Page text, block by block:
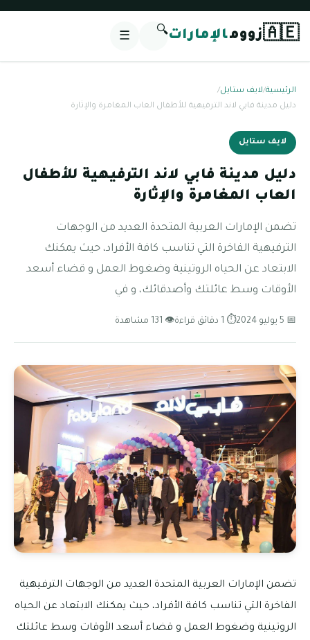
🇦🇪زوومالإمارات🔍
☰
الرئيسية/لايف ستايل/
دليل مدينة فابي لاند الترفيهية للأطفال العاب المغامرة والإثارة
لايف ستايل
دليل مدينة فابي لاند الترفيهية للأطفال
العاب المغامرة والإثارة
تضمن الإمارات العربية المتحدة العديد من الوجهات
الترفيهية الفاخرة التي تناسب كافة الأفراد، حيث يمكنك
الابتعاد عن الحياه الروتينية وضغوط العمل و قضاء أسعد
الأوقات وسط عائلتك وأصدقائك، و في
📅 5 يوليو 2024 ⏱ 1 دقائق قراءة 👁 131 مشاهدة
تضمن الإمارات العربية المتحدة العديد من الوجهات الترفيهية
الفاخرة التي تناسب كافة الأفراد، حيث يمكنك الابتعاد عن الحياه
الروتينية وضغوط العمل و قضاء أسعد الأوقات وسط عائلتك